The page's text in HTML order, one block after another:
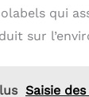
qui
sur
Saisie